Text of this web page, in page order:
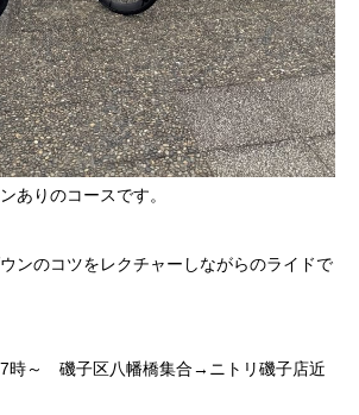
ありのコースです。
ンのコツをレクチャーしながらのライドで
時～ 磯子区八幡橋集合→ニトリ磯子店近